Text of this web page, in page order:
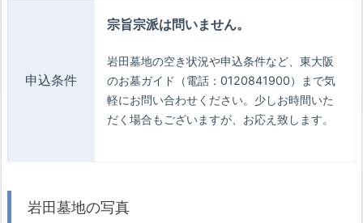
申込条件
宗旨宗派は問いません。
岩田墓地の空き状況や申込条件など、東大阪
のお墓ガイド（電話：0120841900）まで気
軽にお問い合わせください。少しお時間いた
だく場合もございますが、お応え致します。
岩田墓地の写真